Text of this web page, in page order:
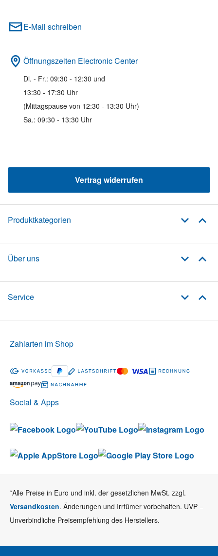
E-Mail schreiben
Öffnungszeiten Electronic Center
Di. - Fr.: 09:30 - 12:30 und
13:30 - 17:30 Uhr
(Mittagspause von 12:30 - 13:30 Uhr)
Sa.: 09:30 - 13:30 Uhr
Vertrag widerrufen
Produktkategorien
Über uns
Service
Social & Apps
Zahlarten im Shop
*Alle Preise in Euro und inkl. der gesetzlichen MwSt. zzgl.
Versandkosten. Änderungen und Irrtümer vorbehalten. UVP =
Unverbindliche Preisempfehlung des Herstellers.